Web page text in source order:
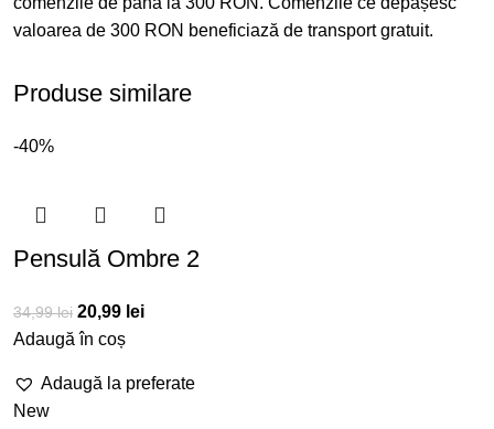
valoarea de 300 RON beneficiază de transport gratuit.
Produse similare
-40%
Pensulă Ombre 2
34,99lei 20,99 lei
Adaugă în coș
Adaugă la preferate
New